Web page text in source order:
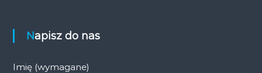
Napisz do nas
Imię (wymagane)